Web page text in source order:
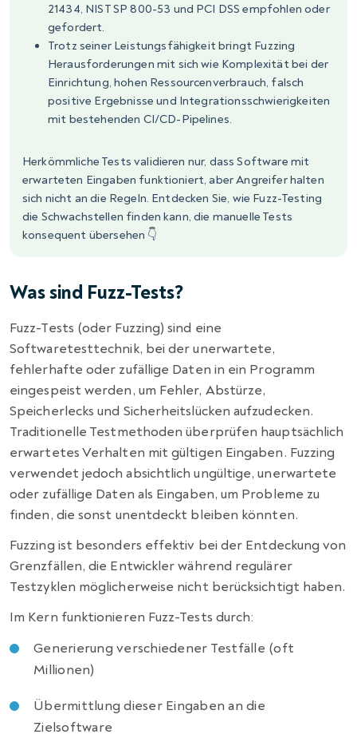
21434, NIST SP 800-53 und PCI DSS empfohlen oder
gefordert.
Trotz seiner Leistungsfähigkeit bringt Fuzzing
Herausforderungen mit sich wie Komplexität bei der
Einrichtung, hohen Ressourcenverbrauch, falsch
positive Ergebnisse und Integrationsschwierigkeiten
mit bestehenden CI/CD-Pipelines.
Herkömmliche Tests validieren nur, dass Software mit
erwarteten Eingaben funktioniert, aber Angreifer halten
sich nicht an die Regeln. Entdecken Sie, wie Fuzz-Testing
die Schwachstellen finden kann, die manuelle Tests
konsequent übersehen 👇
Was sind Fuzz-Tests?
Fuzz-Tests (oder Fuzzing) sind eine
Softwaretesttechnik, bei der unerwartete,
fehlerhafte oder zufällige Daten in ein Programm
eingespeist werden, um Fehler, Abstürze,
Speicherlecks und Sicherheitslücken aufzudecken.
Traditionelle Testmethoden überprüfen hauptsächlich
erwartetes Verhalten mit gültigen Eingaben. Fuzzing
verwendet jedoch absichtlich ungültige, unerwartete
oder zufällige Daten als Eingaben, um Probleme zu
finden, die sonst unentdeckt bleiben könnten.
Fuzzing ist besonders effektiv bei der Entdeckung von
Grenzfällen, die Entwickler während regulärer
Testzyklen möglicherweise nicht berücksichtigt haben.
Im Kern funktionieren Fuzz-Tests durch:
Generierung verschiedener Testfälle (oft
Millionen)
Übermittlung dieser Eingaben an die
Zielsoftware